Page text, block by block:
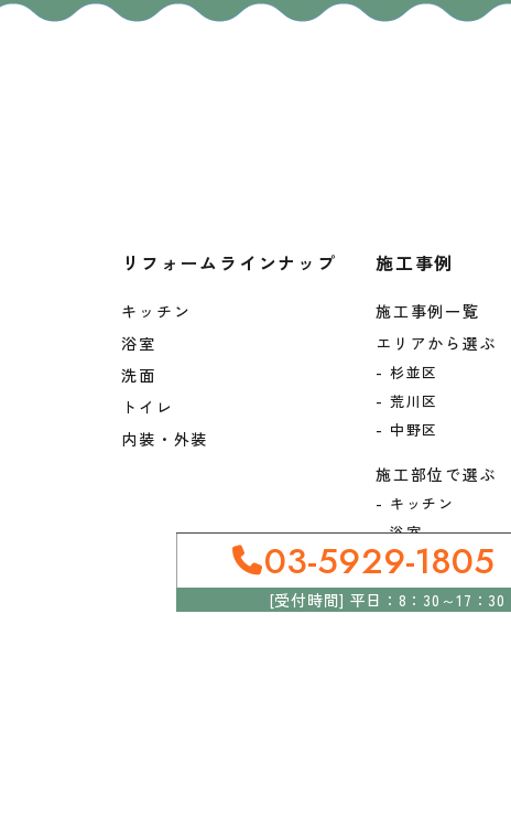
03-5929-1805
[受付時間] 平日：8：30～17：30
リフォームラインナップ
キッチン
浴室
洗面
トイレ
内装・外装
施工事例
エリアから選ぶ
杉並区
荒川区
中野区
施工部位で選ぶ
キッチン
浴室
洗面化粧台
トイレ
内装
施工事例一覧